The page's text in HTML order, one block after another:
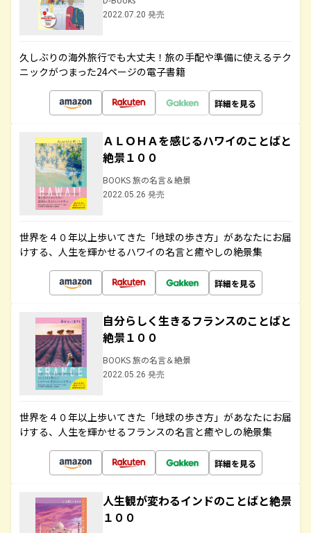
2022.07.20 発売
久しぶりの海外旅行でも大丈夫！旅の手配や準備に使えるテク
ニックがつまった24ページの電子書籍
詳細を見る
ＡＬＯＨＡを感じるハワイのことばと
絶景１００
BOOKS 旅の名言＆絶景
2022.05.26 発売
世界を４０年以上歩いてきた「地球の歩き方」があなたにお届
けする、人生を輝かせるハワイの名言と癒やしの絶景集
詳細を見る
自分らしく生きるフランスのことばと
絶景１００
BOOKS 旅の名言＆絶景
2022.05.26 発売
世界を４０年以上歩いてきた「地球の歩き方」があなたにお届
けする、人生を輝かせるフランスの名言と癒やしの絶景集
詳細を見る
人生観が変わるインドのことばと絶景
１００